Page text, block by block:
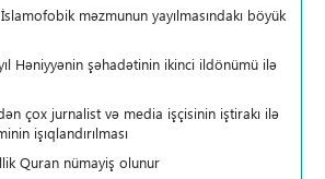
məzmunun yayılmasındakı böyük
Həniyyənin şəhadətinin ikinci ildönümü ilə
çox jurnalist və media işçisinin iştirakı ilə
işıqlandırılması
Quran nümayiş olunur